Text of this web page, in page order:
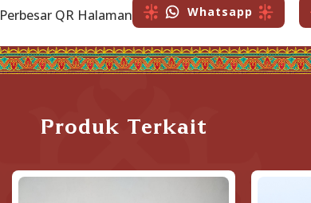
Perbesar QR Halaman Whatsapp
Produk Terkait